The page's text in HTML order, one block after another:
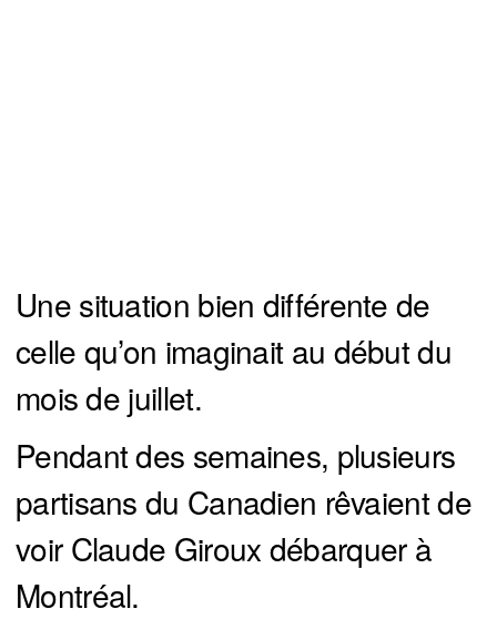
Une situation bien différente de
celle qu’on imaginait au début du
mois de juillet.
Pendant des semaines, plusieurs
partisans du Canadien rêvaient de
voir Claude Giroux débarquer à
Montréal.